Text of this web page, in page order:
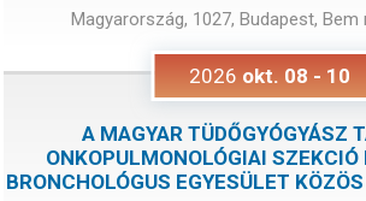
Magyarország, 1027, Budapest, Bem
2026 okt. 08 - 10
A MAGYAR TÜDŐGYÓGYÁSZ
ONKOPULMONOLÓGIAI SZEKCIÓ
BRONCHOLÓGUS EGYESÜLET